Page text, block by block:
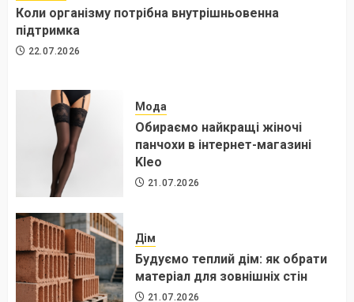
Коли організму потрібна внутрішньовенна
підтримка
22.07.2026
Мода
Обираємо найкращі жіночі
панчохи в інтернет-магазині
Kleo
21.07.2026
Дім
Будуємо теплий дім: як обрати
матеріал для зовнішніх стін
21.07.2026